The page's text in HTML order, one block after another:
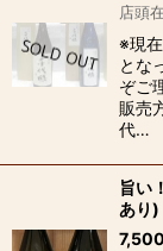
店頭
※現
とな
ぞご
販売
代…
旨い
あり)
7,500